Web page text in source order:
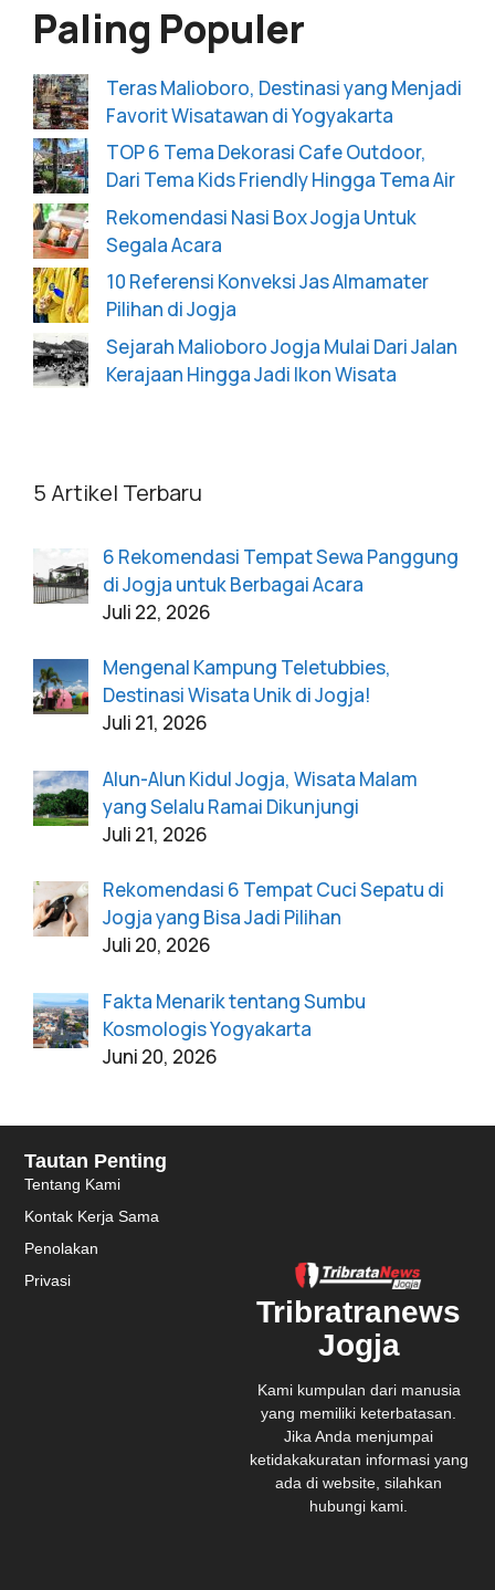
Paling Populer
Teras Malioboro, Destinasi yang Menjadi
Favorit Wisatawan di Yogyakarta
TOP 6 Tema Dekorasi Cafe Outdoor,
Dari Tema Kids Friendly Hingga Tema Air
Rekomendasi Nasi Box Jogja Untuk
Segala Acara
10 Referensi Konveksi Jas Almamater
Pilihan di Jogja
Sejarah Malioboro Jogja Mulai Dari Jalan
Kerajaan Hingga Jadi Ikon Wisata
5 Artikel Terbaru
6 Rekomendasi Tempat Sewa Panggung
di Jogja untuk Berbagai Acara
Juli 22, 2026
Mengenal Kampung Teletubbies,
Destinasi Wisata Unik di Jogja!
Juli 21, 2026
Alun-Alun Kidul Jogja, Wisata Malam
yang Selalu Ramai Dikunjungi
Juli 21, 2026
Rekomendasi 6 Tempat Cuci Sepatu di
Jogja yang Bisa Jadi Pilihan
Juli 20, 2026
Fakta Menarik tentang Sumbu
Kosmologis Yogyakarta
Juni 20, 2026
Tribratranews
Jogja
Kami kumpulan dari manusia
yang memiliki keterbatasan.
Jika Anda menjumpai
ketidakakuratan informasi yang
ada di website, silahkan
hubungi kami.
Tautan Penting
Tentang Kami
Kontak Kerja Sama
Penolakan
Privasi